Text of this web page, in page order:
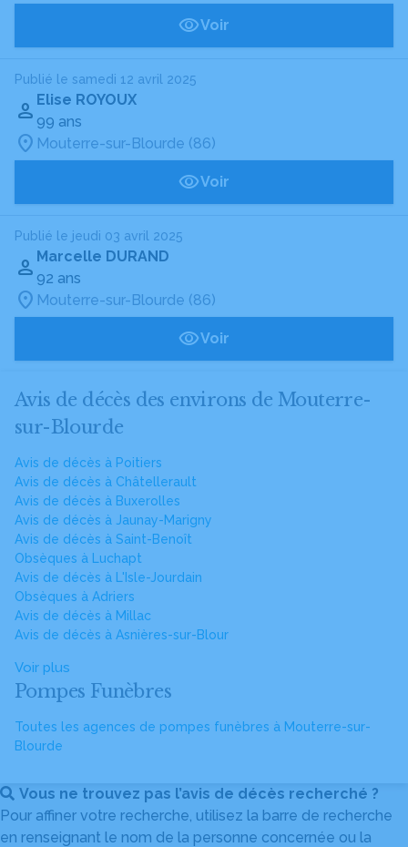
Voir
Publié le samedi 12 avril 2025
Elise ROYOUX
99 ans
Mouterre-sur-Blourde (86)
Voir
Publié le jeudi 03 avril 2025
Marcelle DURAND
92 ans
Mouterre-sur-Blourde (86)
Voir
Avis de décès des environs de Mouterre-
sur-Blourde
Avis de décès à Poitiers
Avis de décès à Châtellerault
Avis de décès à Buxerolles
Avis de décès à Jaunay-Marigny
Avis de décès à Saint-Benoît
Obsèques à Luchapt
Avis de décès à L'Isle-Jourdain
Obsèques à Adriers
Avis de décès à Millac
Avis de décès à Asnières-sur-Blour
Voir plus
Pompes Funèbres
Toutes les agences de pompes funèbres à Mouterre-sur-
Blourde
Vous ne trouvez pas l’avis de décès recherché ?
Pour affiner votre recherche, utilisez la barre de recherche
en renseignant le nom de la personne concernée ou la